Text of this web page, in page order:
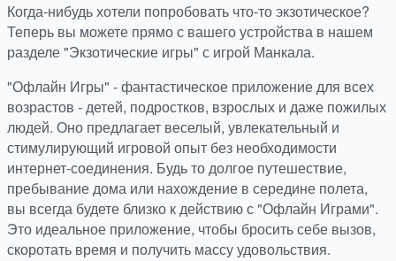
Когда-нибудь хотели попробовать что-то экзотическое?
Теперь вы можете прямо с вашего устройства в нашем
разделе "Экзотические игры" с игрой Манкала.
"Офлайн Игры" - фантастическое приложение для всех
возрастов - детей, подростков, взрослых и даже пожилых
людей. Оно предлагает веселый, увлекательный и
стимулирующий игровой опыт без необходимости
интернет-соединения. Будь то долгое путешествие,
пребывание дома или нахождение в середине полета,
вы всегда будете близко к действию с "Офлайн Играми".
Это идеальное приложение, чтобы бросить себе вызов,
скоротать время и получить массу удовольствия.